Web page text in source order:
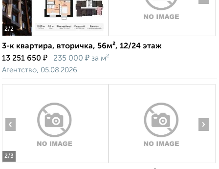
2/2
3-к квартира, вторичка, 56м², 12/24 этаж
13 251 650 ₽ 235 000 ₽ за м²
Агентство, 05.08.2026
2/3
‹ ›